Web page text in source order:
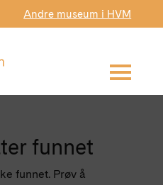
Andre museum i HVM
funnet
funnet. Prøv å